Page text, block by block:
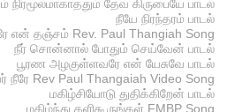
நிர்மூலமாகாததும் தேவ கிருபையே பாடல்
நீயே நிரந்தரம் பாடல்
என் தஞ்சம் Rev. Paul Thangiah Song
நீர் சொன்னால் போதும் செய்வேன் பாடல்
பூரண அழகுள்ளவரே என் யேசுவே பாடல்
நீரே Rev Paul Thangaiah Video Song
மகிழ்சியோடு துதிக்கிறேன் பாடல்
மகிழ்ந்து களிகூருங்கள் FMBP Song